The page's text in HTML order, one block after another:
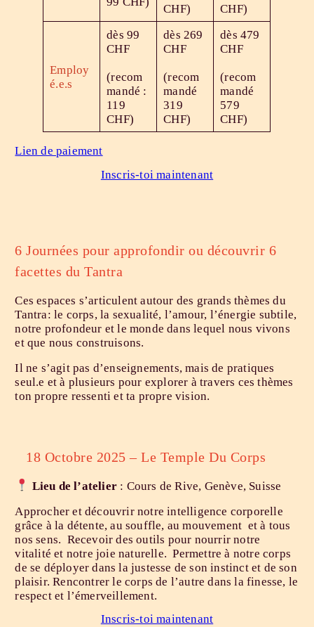
CHF)
CHF)
Employ
é.e.s
dès 99
CHF
(recom
mandé :
119
CHF)
dès 269
CHF
(recom
mandé
319
CHF)
dès 479
CHF
(recom
mandé
579
CHF)
Lien de paiement
Inscris-toi maintenant
6 Journées pour approfondir ou découvrir 6
facettes du Tantra
Ces espaces s’articulent autour des grands thèmes du
Tantra: le corps, la sexualité, l’amour, l’énergie subtile,
notre profondeur et le monde dans lequel nous vivons
et que nous construisons.
Il ne s’agit pas d’enseignements, mais de pratiques
seul.e et à plusieurs pour explorer à travers ces thèmes
ton propre ressenti et ta propre vision.
18 Octobre 2025 – Le Temple Du Corps
Lieu de l’atelier: Cours de Rive, Genève, Suisse
Approcher et découvrir notre intelligence corporelle
grâce à la détente, au souffle, au mouvement et à tous
nos sens. Recevoir des outils pour nourrir notre
vitalité et notre joie naturelle. Permettre à notre corps
de se déployer dans la justesse de son instinct et de son
plaisir. Rencontrer le corps de l’autre dans la finesse, le
respect et l’émerveillement.
Inscris-toi maintenant